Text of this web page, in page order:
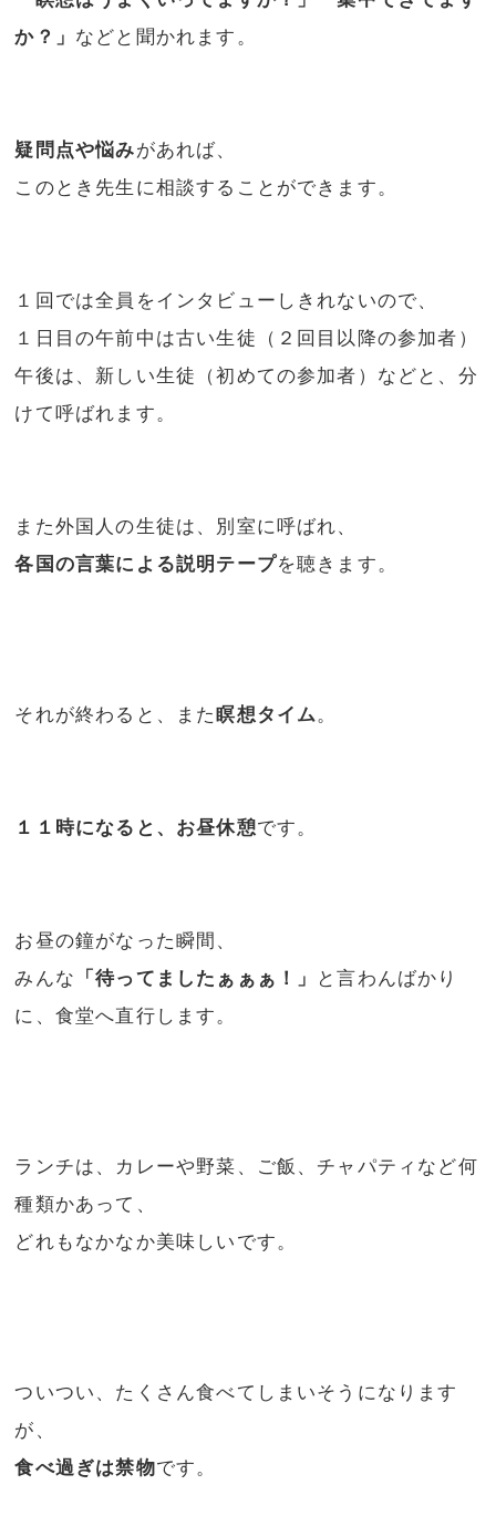
か？」 などと聞かれます。
疑問点や悩みがあれば、
このとき先生に相談することができます。
１回では全員をインタビューしきれないので、
１日目の午前中は古い生徒（２回目以降の参加者）
午後は、新しい生徒（初めての参加者）などと、分
けて呼ばれます。
また外国人の生徒は、別室に呼ばれ、
各国の言葉による説明テープを聴きます。
それが終わると、また瞑想タイム。
１１時になると、お昼休憩です。
お昼の鐘がなった瞬間、
みんな
「待ってましたぁぁぁ！」
と言わんばかり
に、食堂へ直行します。
ランチは、カレーや野菜、ご飯、チャパティなど何
種類かあって、
どれもなかなか美味しいです。
ついつい、たくさん食べてしまいそうになります
が、
食べ過ぎは禁物です。